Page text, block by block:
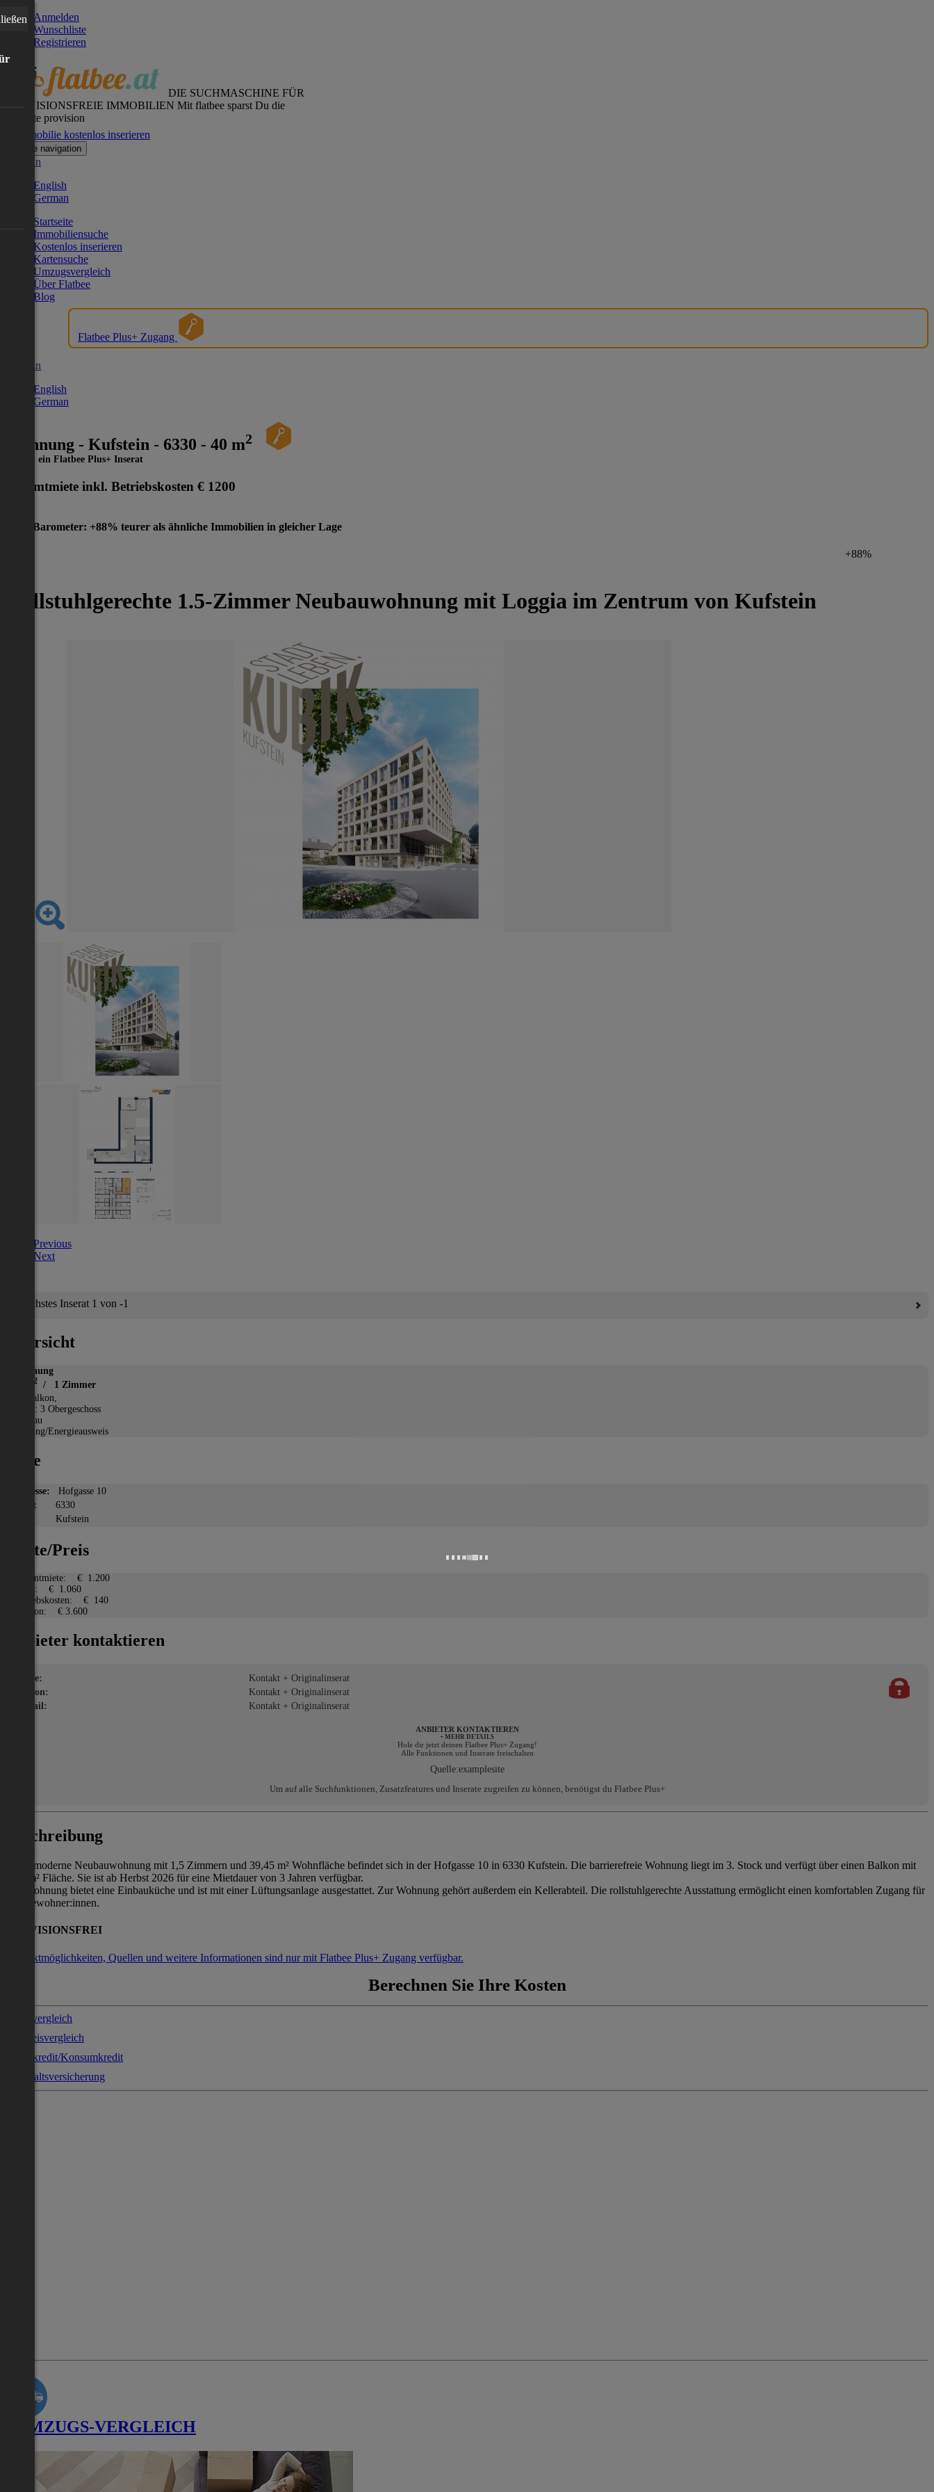
Anmelden
Wunschliste
Registrieren
DIE SUCHMASCHINE FÜR
PROVISIONSFREIE IMMOBILIEN Mit flatbee sparst Du die
gesamte provision
Immobilie kostenlos inserieren
Toggle navigation
German
English
German
Startseite
Immobiliensuche
Kostenlos inserieren
Kartensuche
Umzugsvergleich
Über Flatbee
Blog
Flatbee Plus+ Zugang
German
English
German
Wohnung - Kufstein - 6330 - 40 m2
Dies ist ein Flatbee Plus+ Inserat
Gesamtmiete inkl. Betriebskosten € 1200
Preis-Barometer: +88% teurer als ähnliche Immobilien in gleicher Lage
+88%
Rollstuhlgerechte 1.5-Zimmer Neubauwohnung mit Loggia im Zentrum von Kufstein
Previous
Next
Nächstes Inserat 1 von -1
Übersicht
Wohnung
2 / 1 Zimmer
Balkon,
Etage: 3 Obergeschoss
Neubau
Heizung/Energieausweis
Lage
Adresse:
Hofgasse 10
PLZ:
6330
Kufstein
Miete/Preis
Gesamtmiete:
€ 1.200
Miete:
€ 1.060
Betriebskosten:
€ 140
Kaution:
€ 3.600
Anbieter kontaktieren
Name:
Kontakt + Originalinserat
Telefon:
Kontakt + Originalinserat
E-Mail:
Kontakt + Originalinserat
ANBIETER KONTAKTIEREN
+ MEHR DETAILS
Hole dir jetzt deinen Flatbee Plus+ Zugang!
Alle Funktionen und Inserate freischalten
Quelle:examplesite
Um auf alle Suchfunktionen, Zusatzfeatures und Inserate zugreifen zu können, benötigst du Flatbee Plus+
Beschreibung
Diese moderne Neubauwohnung mit 1,5 Zimmern und 39,45 m² Wohnfläche befindet sich in der Hofgasse 10 in 6330 Kufstein. Die barrierefreie Wohnung liegt im 3. Stock und verfügt über einen Balkon mit
3,35 m² Fläche. Sie ist ab Herbst 2026 für eine Mietdauer von 3 Jahren verfügbar.
Die Wohnung bietet eine Einbauküche und ist mit einer Lüftungsanlage ausgestattet. Zur Wohnung gehört außerdem ein Kellerabteil. Die rollstuhlgerechte Ausstattung ermöglicht einen komfortablen Zugang für
alle Bewohner:innen.
PROVISIONSFREI
Kontaktmöglichkeiten, Quellen und weitere Informationen sind nur mit Flatbee Plus+ Zugang verfügbar.
Berechnen Sie Ihre Kosten
Stromvergleich
Gaspreisvergleich
Sofortkredit/Konsumkredit
Haushaltsversicherung
UMZUGS-VERGLEICH